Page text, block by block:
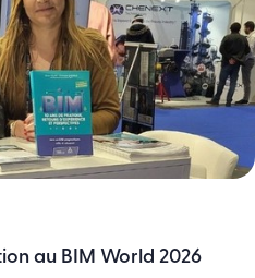
Ces discussions directes sont
au BIM World 2026